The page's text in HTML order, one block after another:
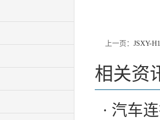
上一页： JSXY-
相关资
· 汽车